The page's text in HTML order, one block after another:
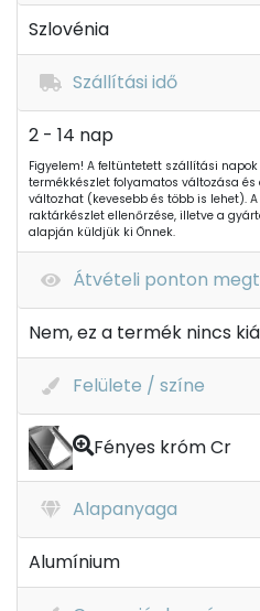
Szlovénia
Szállítási idő
2 - 14 nap
Figyelem! A feltüntetett szállítási
termékkészlet folyamatos változása
változhat (kevesebb és több is lehet).
raktárkészlet ellenőrzése, illetve a
alapján küldjük ki Önnek.
Átvételi ponton
Nem, ez a termék nincs
Felülete / színe
Fényes króm Cr
Alapanyaga
Alumínium